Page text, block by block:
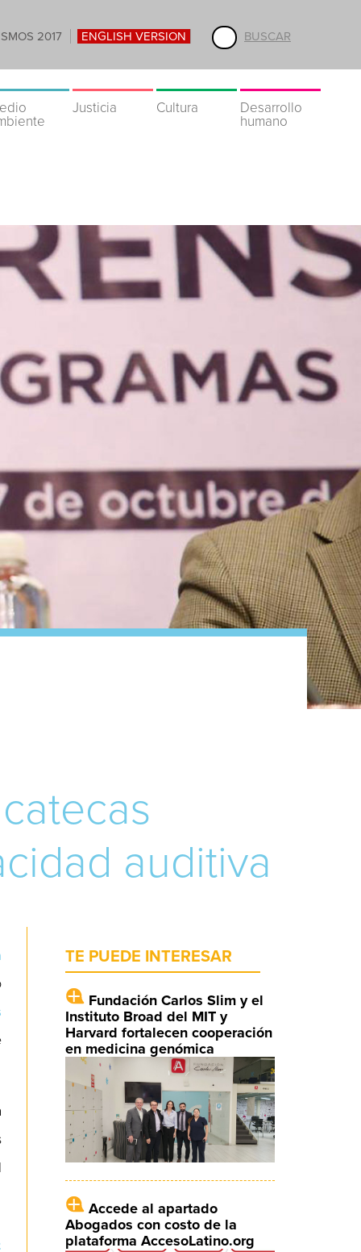
BUSCAR
2017 ENGLISH VERSION
Justicia Cultura
Desarrollo
humano
auditiva
TE PUEDE INTERESAR
Fundación Carlos Slim y el
Instituto Broad del MIT y
Harvard fortalecen cooperación
en medicina genómica
Accede al apartado
Abogados con costo de la
plataforma AccesoLatino.org